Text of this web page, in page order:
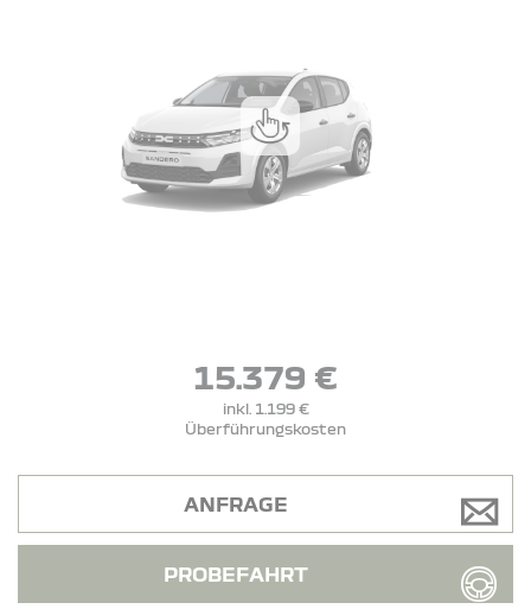
15.379 €
inkl. 1.199 €
Überführungskosten
ANFRAGE
PROBEFAHRT